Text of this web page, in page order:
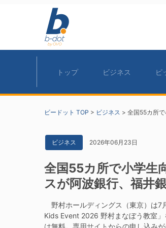
トップ ビジネス ピ
ビードット TOP > ビジネス > 全国55カ所
ビジネス 2026年06月23日
全国55カ所で小学生
スが阿波銀行、福井
野村ホールディングス（東京）は7
Kids Event 2026 野村まなぼう教室
は無料。 専用サイトからの申し込みが